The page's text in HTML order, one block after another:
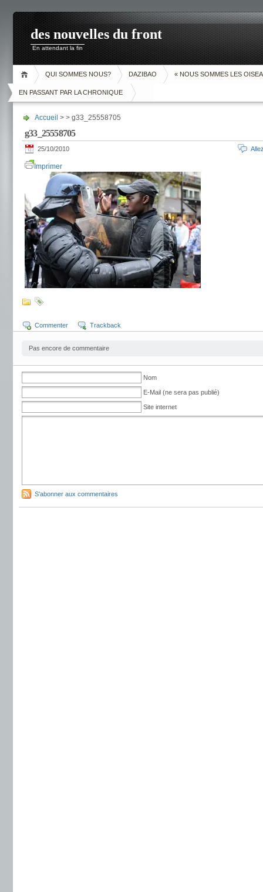
des nouvelles du front
En attendant la fin
QUI SOMMES NOUS? DAZIBAO « NOUS SOMMES LES
EN PASSANT PAR LA CHRONIQUE
Accueil > > g33_25558705
g33_25558705
25/10/2010
Imprimer
Commenter Trackback
Pas encore de commentaire
Nom
E-Mail (ne sera pas publié)
Site internet
S'abonner aux commentaires